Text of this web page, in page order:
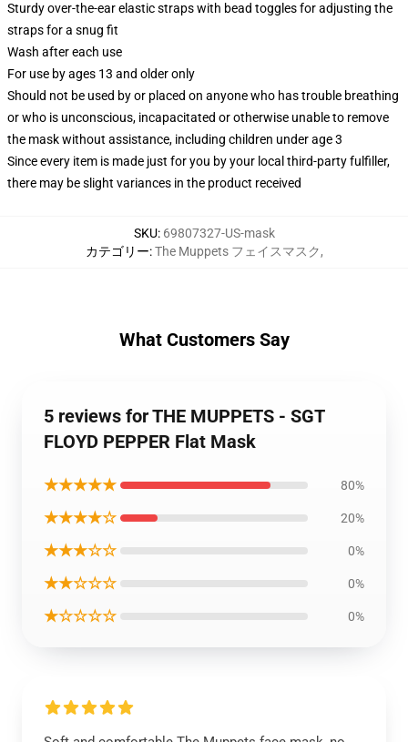
Sturdy over-the-ear elastic straps with bead toggles for adjusting the
straps for a snug fit
Wash after each use
For use by ages 13 and older only
Should not be used by or placed on anyone who has trouble breathing
or who is unconscious, incapacitated or otherwise unable to remove
the mask without assistance, including children under age 3
Since every item is made just for you by your local third-party fulfiller,
there may be slight variances in the product received
SKU: 69807327-US-mask
カテゴリー:The Muppets フェイスマスク,
What Customers Say
5 reviews for THE MUPPETS - SGT
FLOYD PEPPER Flat Mask
★★★★★ 80%
★★★★☆ 20%
★★★☆☆ 0%
★★☆☆☆ 0%
★☆☆☆☆ 0%